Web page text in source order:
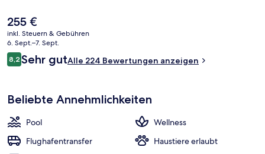
Loungebar und ein Fitnesscenter.
Der
aktuelle
Preis
beträgt
255 €.
255 €
inkl. Steuern & Gebühren
6. Sept.–7. Sept.
Bewertungen
8,28,2 von 10.
Sehr gutAlle 224 Bewertungen anzeigen
Beliebte Annehmlichkeiten
Pool
Wellness
Flughafentransfer
Haustiere erlaubt